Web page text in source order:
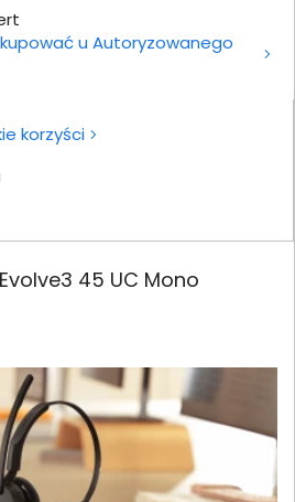
korzyści
u Autoryzowanego
45 UC Mono